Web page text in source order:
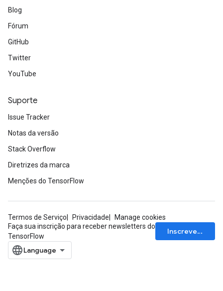
Blog
Fórum
GitHub
Twitter
YouTube
Suporte
Issue Tracker
Notas da versão
Stack Overflow
Diretrizes da marca
Menções do TensorFlow
Termos de Serviço Privacidade
Manage cookies
Faça sua inscrição para receber newsletters do
TensorFlow
Inscrever-se